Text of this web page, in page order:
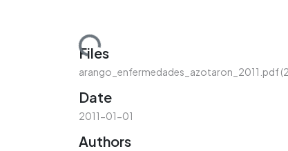
Loading...
Files
arango_enfermedades_azotaron_2011.pdf
Date
2011-01-01
Authors